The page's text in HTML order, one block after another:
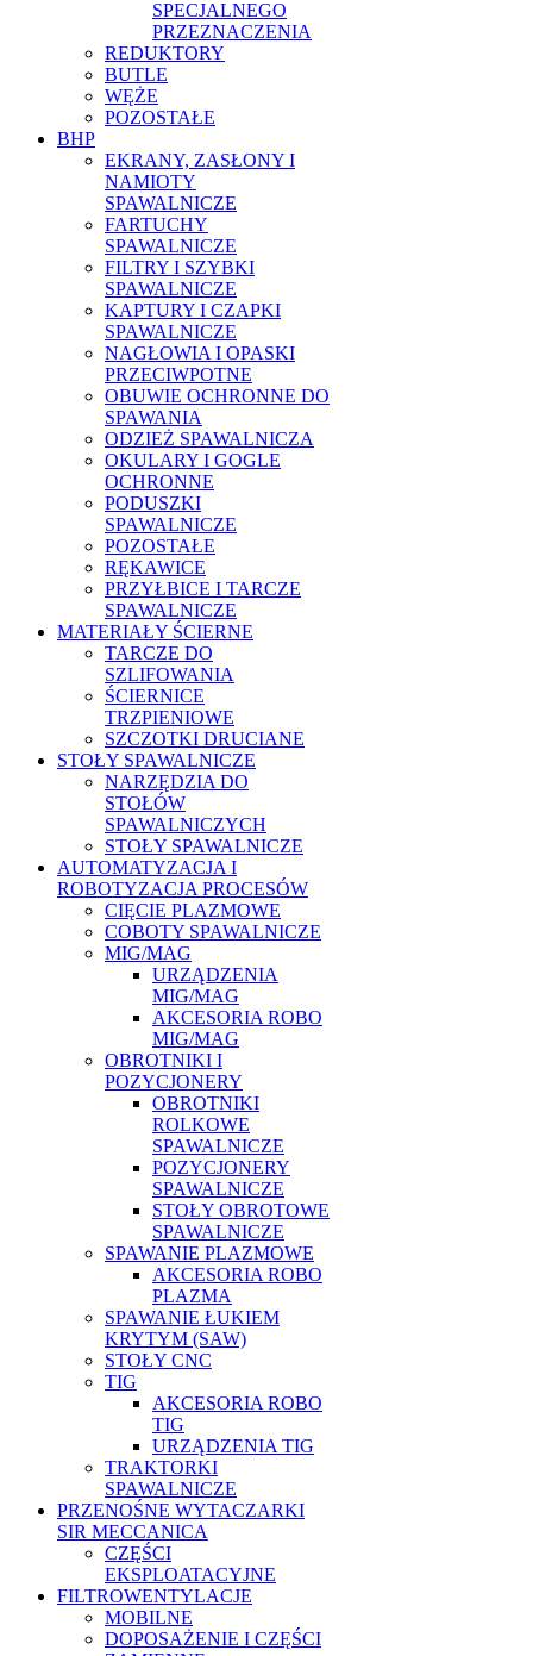
SPECJALNEGO
PRZEZNACZENIA
REDUKTORY
BUTLE
WĘŻE
POZOSTAŁE
BHP
EKRANY, ZASŁONY I
NAMIOTY
SPAWALNICZE
FARTUCHY
SPAWALNICZE
FILTRY I SZYBKI
SPAWALNICZE
KAPTURY I CZAPKI
SPAWALNICZE
NAGŁOWIA I OPASKI
PRZECIWPOTNE
OBUWIE OCHRONNE DO
SPAWANIA
ODZIEŻ SPAWALNICZA
OKULARY I GOGLE
OCHRONNE
PODUSZKI
SPAWALNICZE
POZOSTAŁE
RĘKAWICE
PRZYŁBICE I TARCZE
SPAWALNICZE
MATERIAŁY ŚCIERNE
TARCZE DO
SZLIFOWANIA
ŚCIERNICE
TRZPIENIOWE
SZCZOTKI DRUCIANE
STOŁY SPAWALNICZE
NARZĘDZIA DO
STOŁÓW
SPAWALNICZYCH
STOŁY SPAWALNICZE
AUTOMATYZACJA I
ROBOTYZACJA PROCESÓW
CIĘCIE PLAZMOWE
COBOTY SPAWALNICZE
MIG/MAG
URZĄDZENIA
MIG/MAG
AKCESORIA ROBO
MIG/MAG
OBROTNIKI I
POZYCJONERY
OBROTNIKI
ROLKOWE
SPAWALNICZE
POZYCJONERY
SPAWALNICZE
STOŁY OBROTOWE
SPAWALNICZE
SPAWANIE PLAZMOWE
AKCESORIA ROBO
PLAZMA
SPAWANIE ŁUKIEM
KRYTYM (SAW)
STOŁY CNC
TIG
AKCESORIA ROBO
TIG
URZĄDZENIA TIG
TRAKTORKI
SPAWALNICZE
PRZENOŚNE WYTACZARKI
SIR MECCANICA
CZĘŚCI
EKSPLOATACYJNE
FILTROWENTYLACJE
MOBILNE
DOPOSAŻENIE I CZĘŚCI